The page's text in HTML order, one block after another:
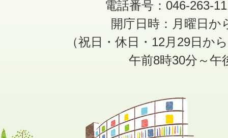
電話番号：046-263-
開庁日時：月曜日か
（祝日・休日・12月29日か
午前8時30分～午